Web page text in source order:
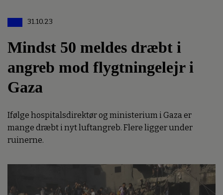
31.10.23
Mindst 50 meldes dræbt i
angreb mod flygtningelejr i
Gaza
Ifølge hospitalsdirektør og ministerium i Gaza er
mange dræbt i nyt luftangreb. Flere ligger under
ruinerne.